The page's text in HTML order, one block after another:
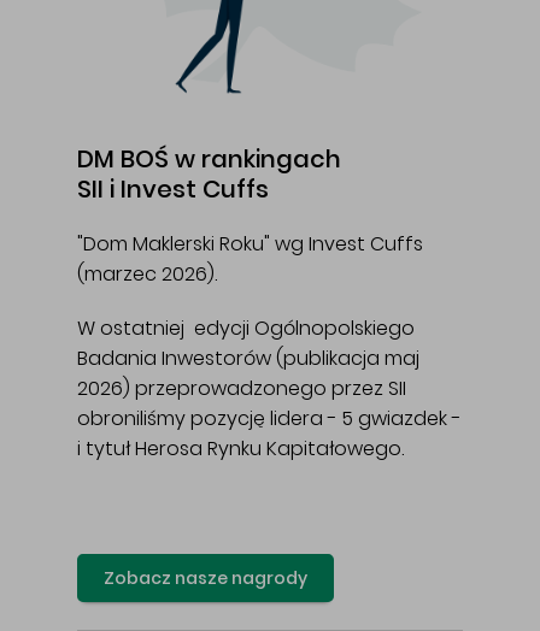
DM BOŚ w rankingach
SII i Invest Cuffs
"Dom Maklerski Roku" wg Invest Cuffs
(marzec 2026).
W ostatniej edycji Ogólnopolskiego
Badania Inwestorów (publikacja maj
2026) przeprowadzonego przez SII
obroniliśmy pozycję lidera - 5 gwiazdek -
i tytuł Herosa Rynku Kapitałowego.
Zobacz nasze nagrody